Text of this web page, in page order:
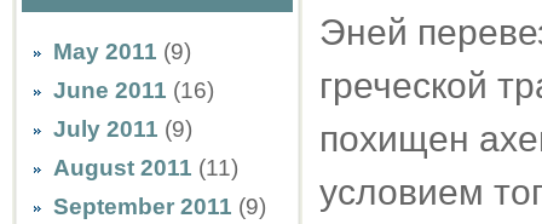
May 2011 (9)
June 2011 (16)
July 2011 (9)
August 2011 (11)
September 2011 (9)
Эней
греческой
похищен
условием